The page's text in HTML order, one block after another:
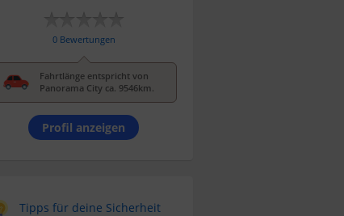
0 Bewertungen
Fahrtlänge entspricht von
Panorama City ca. 9546km.
Profil anzeigen
Tipps für deine Sicherheit